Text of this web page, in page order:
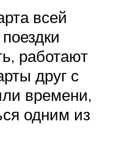
всей
работают
друг с
времени,
одним из